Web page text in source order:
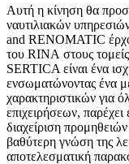
Αυτή η κίνηση θα
ναυτιλιακών
and RENOMATIC
του RINA στους τομείς
SERTICA είναι ένα
ενσωματώνοντας ένα
χαρακτηριστικών για
επιχειρήσεων,
διαχείριση
βαθύτερη γνώση της
αποτελεσματική